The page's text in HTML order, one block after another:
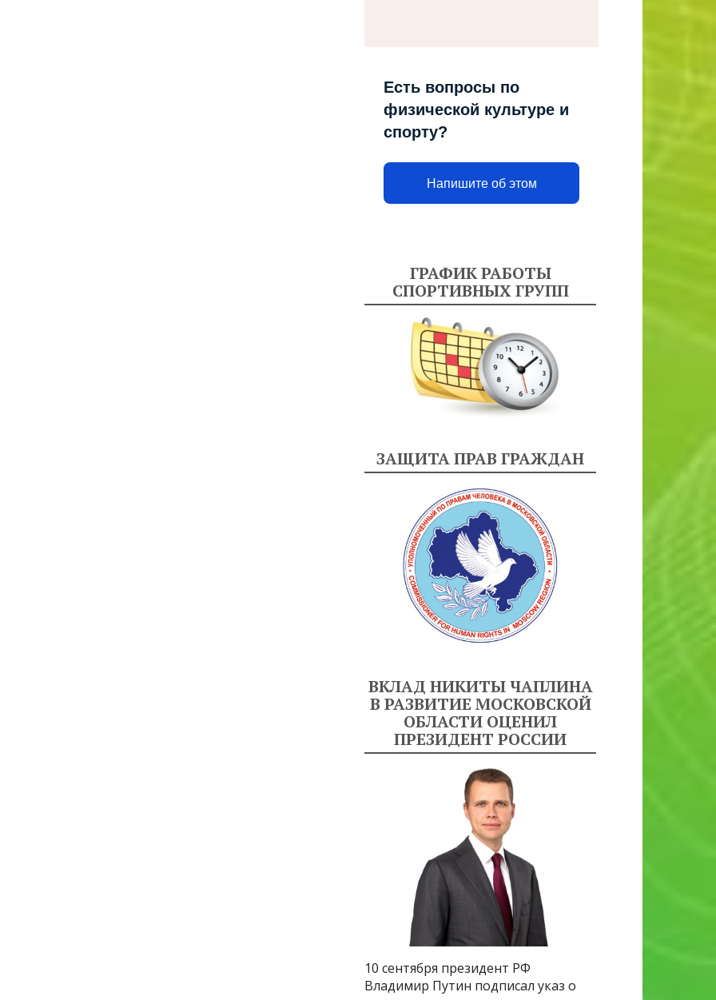
Есть вопросы по
физической культуре и
спорту?
Напишите об этом
ГРАФИК РАБОТЫ
СПОРТИВНЫХ ГРУПП
ЗАЩИТА ПРАВ ГРАЖДАН
ВКЛАД НИКИТЫ ЧАПЛИНА
В РАЗВИТИЕ МОСКОВСКОЙ
ОБЛАСТИ ОЦЕНИЛ
ПРЕЗИДЕНТ РОССИИ
10 сентября президент РФ
Владимир Путин подписал указ о